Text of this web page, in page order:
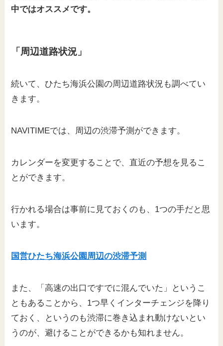
中ではオススメです。
「周辺道路状況」
続いて、ひたち海浜公園の周辺道路状況も調べてい
きます。
NAVITIMEでは、周辺の渋滞予測ができます。
カレンダーを変更することで、直近の予想を見るこ
とができます。
行かれる場合は事前に見ておくのも、1つの手だと思
います。
国営ひたち海浜公園周辺の渋滞予測
また、「高速の出口ですでに混んでいた」というこ
ともあることから、1つ早くインターチェンジを降り
ておく、というのも渋滞に巻き込まれ動けないとい
うのが、避けることができるかも知れません。